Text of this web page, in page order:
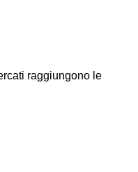
raggiungono le